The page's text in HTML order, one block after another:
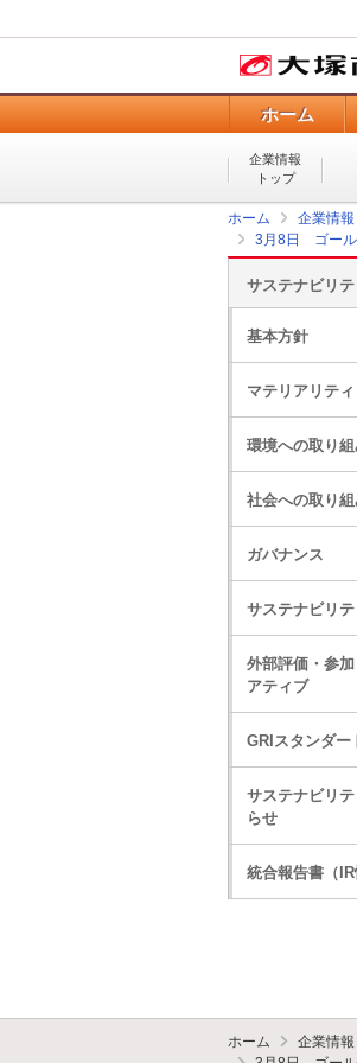
ホーム
企業情報
トップ
ホーム 企業情報
3月8日 ゴール
サステナビリテ
基本方針
マテリアリティ
環境への取り
社会への取り
ガバナンス
サステナビリ
外部評価・参
アティブ
GRIスタンダー
サステナビリ
らせ
統合報告書（IR
ホーム 企業情報